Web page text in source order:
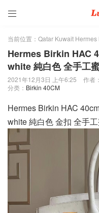

当前位置： Qatar Kuwait
Hermes Birkin HAC
white 純白色 全手工
2021年12月3日 上午6:25 作者：
分类： Birkin 40CM
Hermes Birkin HAC
white 純白色 金扣 全手